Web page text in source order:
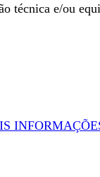
técnica e/ou